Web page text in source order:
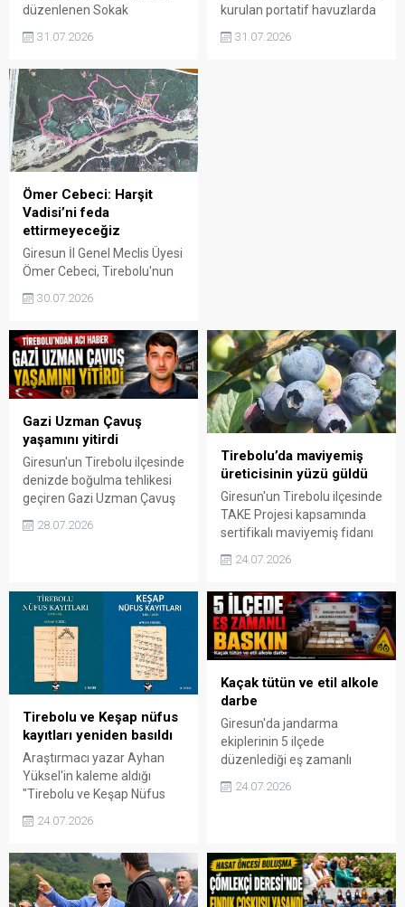
düzenlenen Sokak
Voleybolu Turnuvası,
karşılaşmalarının ardından
sona erdi. Organizasyonda
basketbol ve voleybolda
şampiyonluk kupaları
sahiplerini buldu.
31.07.2026
kurulan portatif havuzlarda
"Yüzme Bilmeyen Kalmasın"
31.07.2026
Ömer Cebeci: Harşit
Vadisi’ni feda
ettirmeyeceğiz
Giresun İl Genel Meclis Üyesi
Ömer Cebeci, Tirebolu'nun
mahallelerine yapılması
tesisi projesine sert tepki
gösterdi. Cebeci, Harşit
Vadisi'nin doğasının ve
turizm potansiyelinin
korunması gerektiğini
belirterek projeye karşı
mücadele edeceklerini
söyledi.
30.07.2026
Gazi Uzman Çavuş
yaşamını yitirdi
Giresun'un Tirebolu ilçesinde
denizde boğulma tehlikesi
geçiren Gazi Uzman Çavuş
hastanede doktorların tüm
Cak'ın vefatı büyük
üzüntüye neden oldu.
28.07.2026
Tirebolu’da maviyemiş
üreticisinin yüzü güldü
Giresun'un Tirebolu ilçesinde
TAKE Projesi kapsamında
sertifikalı maviyemiş fidanı
hasada başladı. İlçe Tarım
ekipleri üreticileri ziyaret
ederek hasat sevincine
ortak oldu.
24.07.2026
Tirebolu ve Keşap nüfus
kayıtları yeniden basıldı
Araştırmacı yazar Ayhan
Yüksel'in kaleme aldığı
"Tirebolu ve Keşap Nüfus
üzerine ikinci baskısıyla
araştırmaları için önemli bir
kaynak niteliği taşıyan eser,
uzun süredir tükenmiş
24.07.2026
Kaçak tütün ve etil alkole
darbe
Giresun'da jandarma
ekiplerinin 5 ilçede
düzenlediği eş zamanlı
yüzlerce kilogram kaçak
Operasyonda 5 şüpheli
hakkında adli işlem
başlatıldı.
24.07.2026